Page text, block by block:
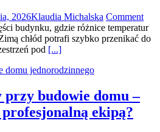
2026Klaudia Michalska Comment
budynku, gdzie różnice temperatur
chłód potrafi szybko przenikać do
pod [...]
przy budowie domu –
ekipą?